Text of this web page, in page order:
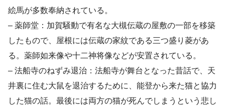
絵馬が多数奉納されている。
– 薬師堂：加賀騒動で有名な大槻伝蔵の屋敷の一部を移築
したもので、屋根には伝蔵の家紋である三つ盛り菱があ
る。薬師如来像や十二神将像などが安置されている。
– 法船寺のねずみ退治：法船寺が舞台となった昔話で、天
井裏に住む大鼠を退治するために、能登から来た猫と協力
した猫の話。最後には両方の猫が死んでしまうという悲し